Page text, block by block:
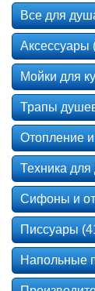
Все для
Аксессуары
Мойки для
Трапы
Отопление
Техника
Сифоны и
Писсуары
Напольные